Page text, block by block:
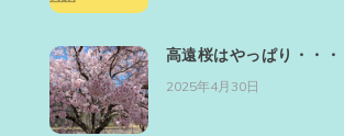
高遠桜はやっぱり・・・
2025年4月30日